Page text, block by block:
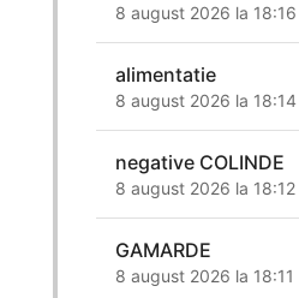
8 august 2026 la 18:16
alimentatie
8 august 2026 la 18:14
negative COLINDE
8 august 2026 la 18:12
GAMARDE
8 august 2026 la 18:11